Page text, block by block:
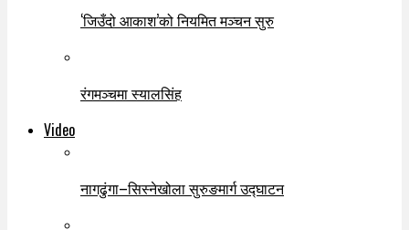
‘जिउँदो आकाश’को नियमित मञ्चन सुरु
रंगमञ्चमा स्यालसिंह
Video
नागढुंगा–सिस्नेखोला सुरुङमार्ग उद्घाटन